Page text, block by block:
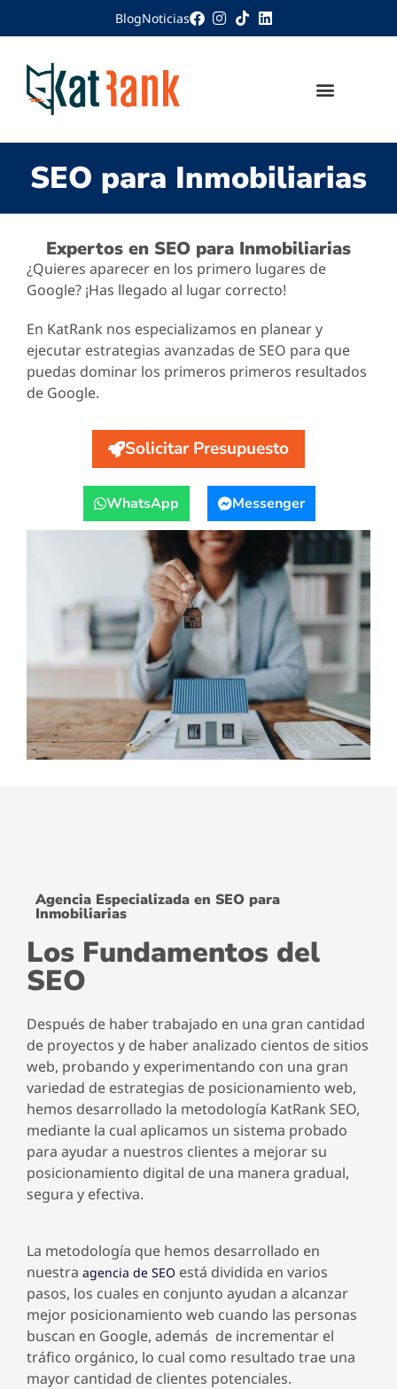
BlogNoticias
SEO para Inmobiliarias
Expertos en SEO para Inmobiliarias
¿Quieres aparecer en los primero lugares de
Google? ¡Has llegado al lugar correcto!
En KatRank nos especializamos en planear y
ejecutar estrategias avanzadas de SEO para que
puedas dominar los primeros primeros resultados
de Google.
Solicitar Presupuesto
WhatsApp Messenger
Agencia Especializada en SEO para
Inmobiliarias
Los Fundamentos del
SEO
Después de haber trabajado en una gran cantidad
de proyectos y de haber analizado cientos de sitios
web, probando y experimentando con una gran
variedad de estrategias de posicionamiento web,
hemos desarrollado la metodología KatRank SEO,
mediante la cual aplicamos un sistema probado
para ayudar a nuestros clientes a mejorar su
posicionamiento digital de una manera gradual,
segura y efectiva.
La metodología que hemos desarrollado en
nuestra agencia de SEO está dividida en varios
pasos, los cuales en conjunto ayudan a alcanzar
mejor posicionamiento web cuando las personas
buscan en Google, además de incrementar el
tráfico orgánico, lo cual como resultado trae una
mayor cantidad de clientes potenciales.